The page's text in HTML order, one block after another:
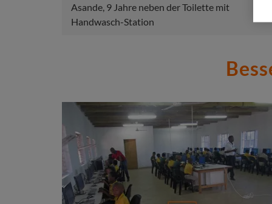
Asande, 9 Jahre neben der Toilette mit
Handwasch-Station